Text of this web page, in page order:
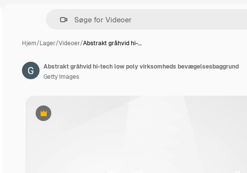
Hjem/Lager/Videoer/Abstrakt gråhvid hi-…
Præmie
Abstrakt gråhvid hi-tech low poly virksomheds bevægelsesbaggrund
Getty Images